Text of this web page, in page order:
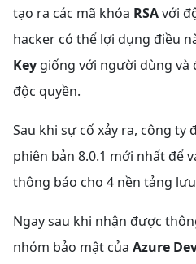
tạo ra các mã khóa RSAvới
hacker có thể lợi dụng điều
Key giống với người dùng và
độc quyền.
Sau khi sự cố xảy ra, công ty
phiên bản 8.0.1 mới nhất để
thông báo cho 4 nền tảng
Ngay sau khi nhận được
nhóm bảo mật của Azure